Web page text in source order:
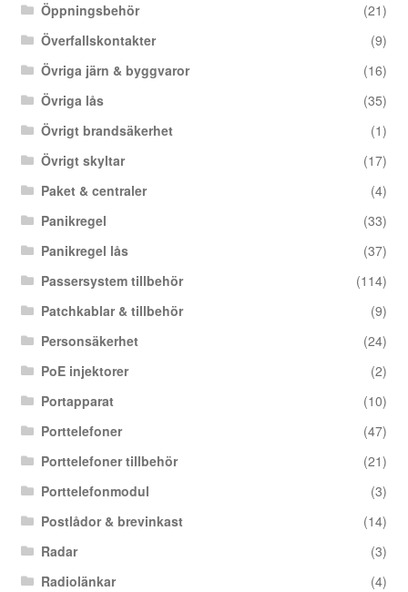
Öppningsbehör
(21)
Överfallskontakter
(9)
Övriga järn & byggvaror
(16)
Övriga lås
(35)
Övrigt brandsäkerhet
(1)
Övrigt skyltar
(17)
Paket & centraler
(4)
Panikregel
(33)
Panikregel lås
(37)
Passersystem tillbehör
(114)
Patchkablar & tillbehör
(9)
Personsäkerhet
(24)
PoE injektorer
(2)
Portapparat
(10)
Porttelefoner
(47)
Porttelefoner tillbehör
(21)
Porttelefonmodul
(3)
Postlådor & brevinkast
(14)
Radar
(3)
Radiolänkar
(4)